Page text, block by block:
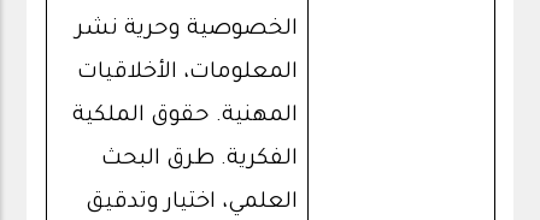
الخصوصية وحرية نشر
المعلومات، الأخلاقيات
المهنية. حقوق الملكية
الفكرية. طرق البحث
العلمي، اختيار وتدقيق